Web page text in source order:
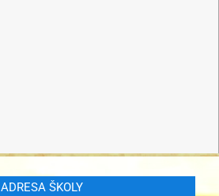
ADRESA ŠKOLY